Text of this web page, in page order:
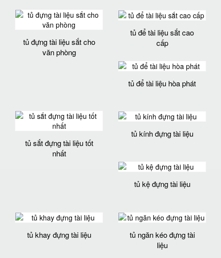
tủ đựng tài liệu sắt cho
văn phòng
tủ để tài liệu sắt cao
cấp
tủ để tài liệu hòa phát
tủ sắt đựng tài liệu tốt
nhất
tủ kính đựng tài liệu
tủ kệ đựng tài liệu
tủ khay đựng tài liệu
tủ ngăn kéo đựng tài
liệu